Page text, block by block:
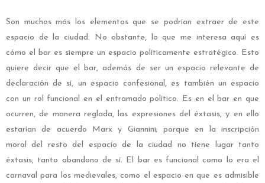
Son muchos más los elementos que se podrían extraer de este
espacio de la ciudad. No obstante, lo que me interesa aquí es
cómo el bar es siempre un espacio políticamente estratégico. Esto
quiere decir que el bar, además de ser un espacio relevante de
declaración de sí, un espacio confesional, es también un espacio
con un rol funcional en el entramado político. Es en el bar en que
ocurren, de manera reglada, las expresiones del éxtasis, y en ello
estarían de acuerdo Marx y Giannini; porque en la inscripción
moral del resto del espacio de la ciudad no tiene lugar tanto
éxtasis, tanto abandono de sí. El bar es funcional como lo era el
carnaval para los medievales, como el espacio en que es admisible